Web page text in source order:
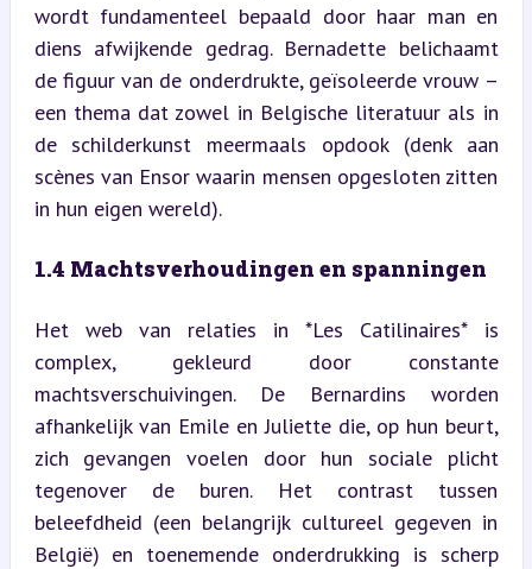
wordt fundamenteel bepaald door haar man en
diens afwijkende gedrag. Bernadette belichaamt
de figuur van de onderdrukte, geïsoleerde vrouw –
een thema dat zowel in Belgische literatuur als in
de schilderkunst meermaals opdook (denk aan
scènes van Ensor waarin mensen opgesloten zitten
in hun eigen wereld).
1.4 Machtsverhoudingen en spanningen
Het web van relaties in *Les Catilinaires* is
complex, gekleurd door constante
machtsverschuivingen. De Bernardins worden
afhankelijk van Emile en Juliette die, op hun beurt,
zich gevangen voelen door hun sociale plicht
tegenover de buren. Het contrast tussen
beleefdheid (een belangrijk cultureel gegeven in
België) en toenemende onderdrukking is scherp